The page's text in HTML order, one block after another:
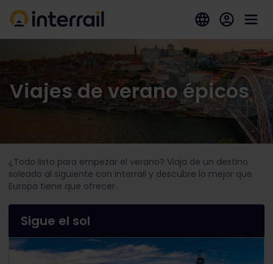
Viajes de verano épicos
¿Todo listo para empezar el verano? Viaja de un destino
soleado al siguiente con Interrail y descubre lo mejor que
Europa tiene que ofrecer.
Sigue el sol